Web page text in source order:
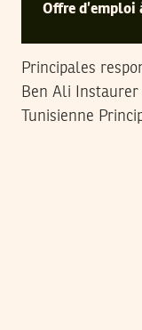
Offre
Principales
Ben Ali
Tunisienne